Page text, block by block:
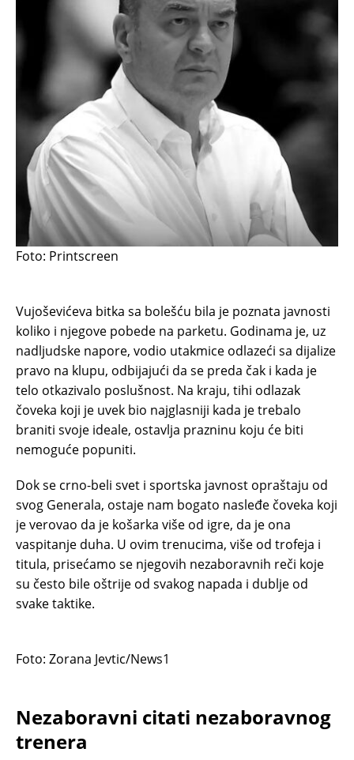
Foto: Printscreen
Vujoševićeva bitka sa bolešću bila je poznata javnosti
koliko i njegove pobede na parketu. Godinama je, uz
nadljudske napore, vodio utakmice odlazeći sa dijalize
pravo na klupu, odbijajući da se preda čak i kada je
telo otkazivalo poslušnost. Na kraju, tihi odlazak
čoveka koji je uvek bio najglasniji kada je trebalo
braniti svoje ideale, ostavlja prazninu koju će biti
nemoguće popuniti.
Dok se crno-beli svet i sportska javnost opraštaju od
svog Generala, ostaje nam bogato nasleđe čoveka koji
je verovao da je košarka više od igre, da je ona
vaspitanje duha. U ovim trenucima, više od trofeja i
titula, prisećamo se njegovih nezaboravnih reči koje
su često bile oštrije od svakog napada i dublje od
svake taktike.
Foto: Zorana Jevtic/News1
Nezaboravni citati nezaboravnog
trenera